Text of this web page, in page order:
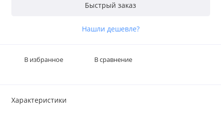
Быстрый заказ
Нашли дешевле?
В избранное В сравнение
Характеристики